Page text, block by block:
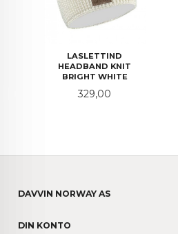
LASLETTIND
HEADBAND KNIT
BRIGHT WHITE
Pris
329,00
DAVVIN NORWAY AS
DIN KONTO